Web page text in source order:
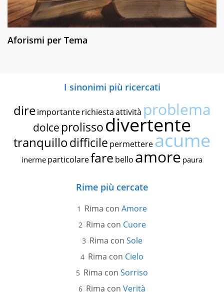
Aforismi per Tema
I sinonimi più ricercati
dire importante richiestaattività problema
dolce prolissodivertente
tranquillodifficile permettereacume
inerme particolarefare bello amore paura
Rime più cercate
Rima con Amore
Rima con Cuore
Rima con Sole
Rima con Cielo
Rima con Sorriso
Rima con Verità